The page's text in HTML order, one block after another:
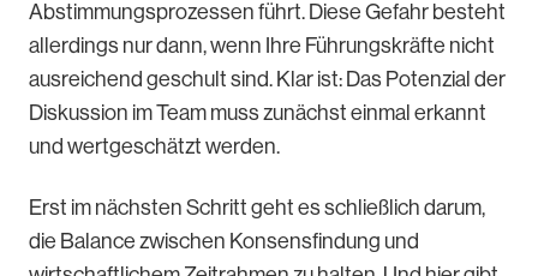
Abstimmungsprozessen führt. Diese Gefahr besteht
allerdings nur dann, wenn Ihre Führungskräfte nicht
ausreichend geschult sind. Klar ist: Das Potenzial der
Diskussion im Team muss zunächst einmal erkannt
und wertgeschätzt werden.
Erst im nächsten Schritt geht es schließlich darum,
die Balance zwischen Konsensfindung und